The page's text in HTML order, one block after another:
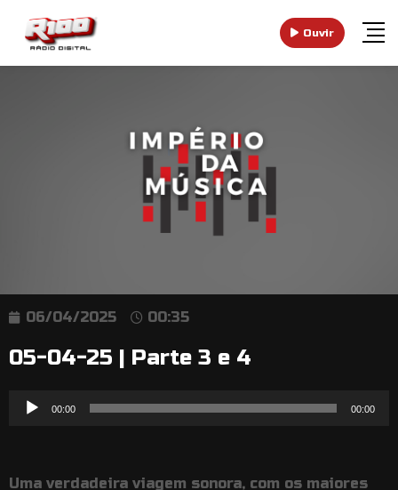
Ouvir
06/04/2025 00:35
05-04-25 | Parte 3 e 4
Reprodutor
00:00 00:00
Uma verdadeira viagem sonora, com os maiores